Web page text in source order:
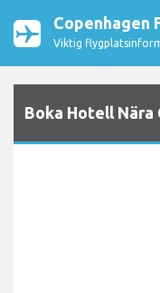
Copenhagen
Viktig
Boka Hotell Nära